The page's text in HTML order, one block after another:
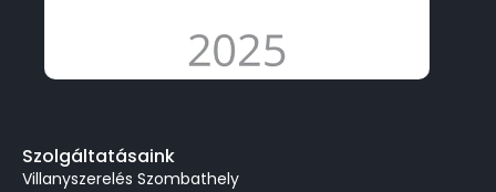
Szolgáltatásaink
Villanyszerelés Szombathely